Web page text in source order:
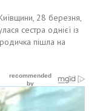
28 березня,
сестра однієї із
пішла на